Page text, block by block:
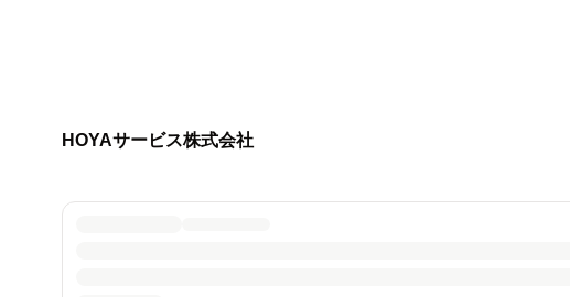
HOYAサービス株式会社